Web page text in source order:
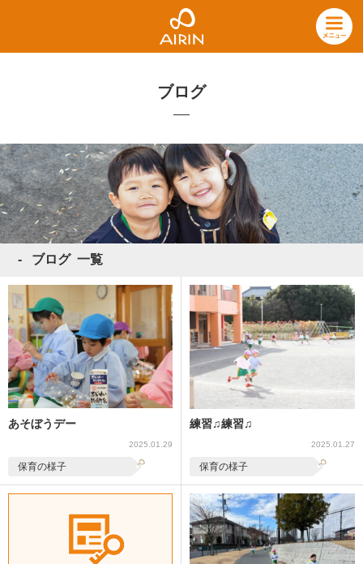
ブログ
ブログ 一覧
あそぼうデー
2025.01.29
保育の様子
練習♫練習♫
2025.01.27
保育の様子